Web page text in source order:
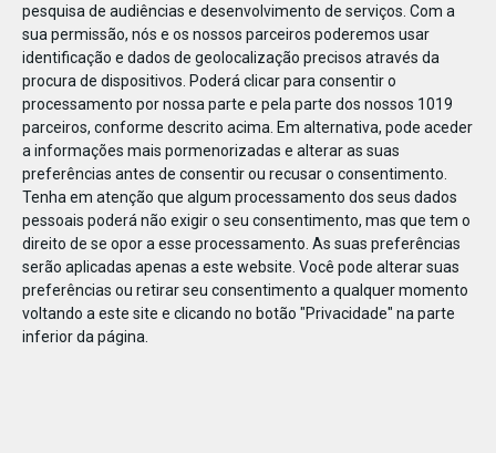
pesquisa de audiências e desenvolvimento de serviços. Com a
sua permissão, nós e os nossos parceiros poderemos usar
identificação e dados de geolocalização precisos através da
procura de dispositivos. Poderá clicar para consentir o
processamento por nossa parte e pela parte dos nossos 1019
parceiros, conforme descrito acima. Em alternativa, pode aceder
a informações mais pormenorizadas e alterar as suas
preferências antes de consentir ou recusar o consentimento.
Tenha em atenção que algum processamento dos seus dados
pessoais poderá não exigir o seu consentimento, mas que tem o
direito de se opor a esse processamento. As suas preferências
serão aplicadas apenas a este website. Você pode alterar suas
preferências ou retirar seu consentimento a qualquer momento
voltando a este site e clicando no botão "Privacidade" na parte
inferior da página.
79239658331663